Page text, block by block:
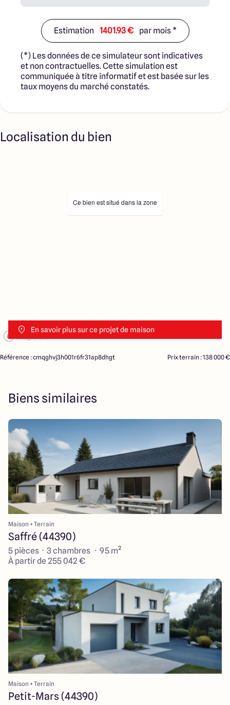
Estimation 1401.93 € par mois *
(*) Les données de ce simulateur sont indicatives
et non contractuelles. Cette simulation est
communiquée à titre informatif et est basée sur les
taux moyens du marché constatés.
Localisation du bien
En savoir plus sur ce projet de maison
Ce bien est situé dans la zone
Référence : cmqghvj3h001r6fr31ap8dhgt Prix terrain : 138 000 €
Biens similaires
Maison + Terrain
Saffré (44390)
5 pièces · 3 chambres · 95 m²
À partir de 255 042 €
Maison + Terrain
Petit-Mars (44390)